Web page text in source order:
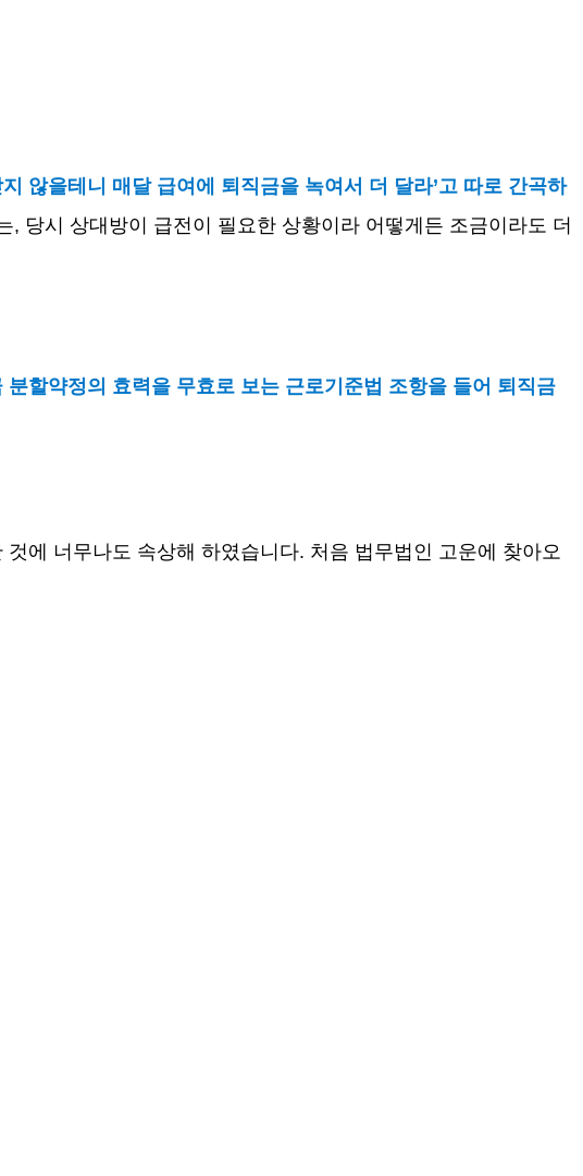
않을테니 매달 급여에 퇴직금을 녹여서 더 달라’고 따로 간곡하
, 당시 상대방이 급전이 필요한 상황이라 어떻게든 조금이라도 더
할약정의 효력을 무효로 보는 근로기준법 조항을 들어 퇴직금
것에 너무나도 속상해 하였습니다. 처음 법무법인 고운에 찾아오